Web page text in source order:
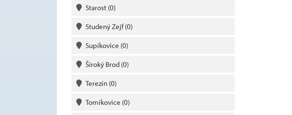
Starost (0)
Studený Zejf(0)
Supíkovice (0)
Široký Brod (0)
Terezín (0)
Tomíkovice (0)